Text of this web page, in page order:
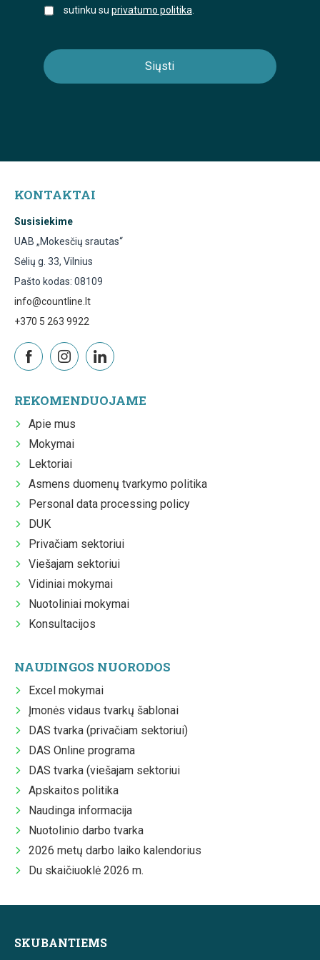
sutinku su privatumo politika
KONTAKTAI
Susisiekime
UAB „Mokesčių srautas“
Sėlių g. 33, Vilnius
Pašto kodas: 08109
info@countline.lt
+370 5 263 9922
REKOMENDUOJAME
Apie mus
Mokymai
Lektoriai
Asmens duomenų tvarkymo politika
Personal data processing policy
DUK
Privačiam sektoriui
Viešajam sektoriui
Vidiniai mokymai
Nuotoliniai mokymai
Konsultacijos
NAUDINGOS NUORODOS
Excel mokymai
Įmonės vidaus tvarkų šablonai
DAS tvarka (privačiam sektoriui)
DAS Online programa
DAS tvarka (viešajam sektoriui
Apskaitos politika
Naudinga informacija
Nuotolinio darbo tvarka
2026 metų darbo laiko kalendorius
Du skaičiuoklė 2026 m.
SKUBANTIEMS